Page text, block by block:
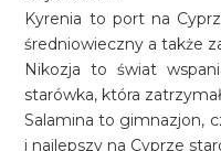
Kyrenia to port na
średniowieczny a także
Nikozja to świat
starówka, która
Salamina to gimnazjon,
i najlepszy na Cyprze